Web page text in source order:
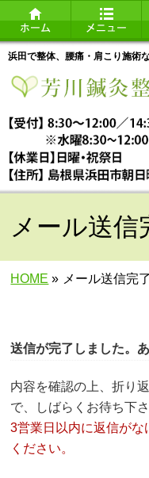
浜田で整体、腰痛・肩こり施術
メール送信
HOME » メール送信完了
送信が完了しました。
内容を確認の上、折り
で、しばらくお待ち下さ
3営業日以内に返信が
ください。